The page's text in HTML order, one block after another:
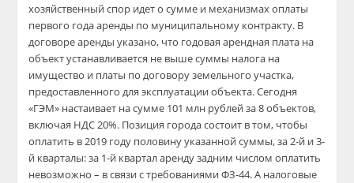
хозяйственный спор идет о сумме и механизмах оплаты
первого года аренды по муниципальному контракту. В
договоре аренды указано, что годовая арендная плата на
объект устанавливается не выше суммы налога на
имущество и платы по договору земельного участка,
предоставленного для эксплуатации объекта. Сегодня
«ГЭМ» настаивает на сумме 101 млн рублей за 8 объектов,
включая НДС 20%. Позиция города состоит в том, чтобы
оплатить в 2019 году половину указанной суммы, за 2-й и 3-
й кварталы: за 1-й квартал аренду задним числом оплатить
невозможно – в связи с требованиями ФЗ-44. А налоговые